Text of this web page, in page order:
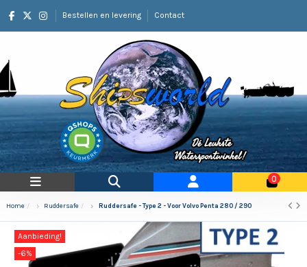
Bestellen en levering Contact
0
Home Ruddersafe Ruddersafe - Type 2 - Voor Volvo Penta 280 / 290
Aanbieding!
-6%